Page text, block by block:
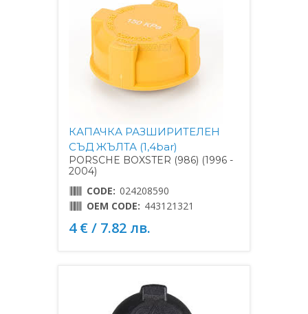
КАПАЧКА РАЗШИРИТЕЛЕН
СЪД ЖЪЛТА (1,4bar)
PORSCHE BOXSTER (986) (1996 -
2004)
CODE: 024208590
OEM CODE: 443121321
4 € / 7.82 лв.